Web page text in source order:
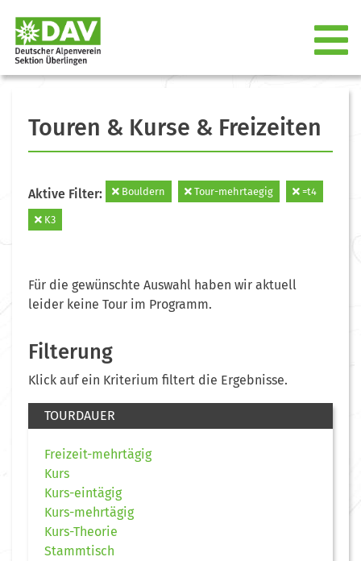
Touren & Kurse & Freizeiten
Aktive Filter: Bouldern Tour-mehrtaegig =t4
K3
Für die gewünschte Auswahl haben wir aktuell
leider keine Tour im Programm.
Filterung
Klick auf ein Kriterium filtert die Ergebnisse.
TOURDAUER
Freizeit-mehrtägig
Kurs
Kurs-eintägig
Kurs-mehrtägig
Kurs-Theorie
Stammtisch